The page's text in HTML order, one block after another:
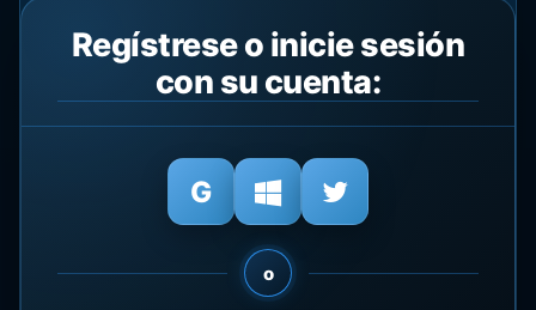
Regístrese o inicie sesión
con su cuenta:
o